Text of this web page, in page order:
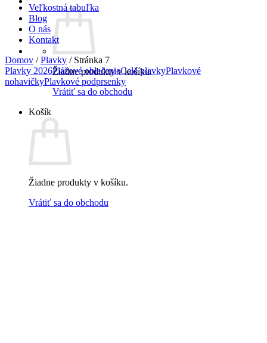
Žiadne produkty v košíku.
Vrátiť sa do obchodu
Košík
Žiadne produkty v košíku.
Vrátiť sa do obchodu
Veľkostná tabuľka
Blog
O nás
Kontakt
Domov / Plavky /Stránka 7
Plavky 2026Plážové oblečenieCelé plavkyPlavkové
nohavičkyPlavkové podprsenky